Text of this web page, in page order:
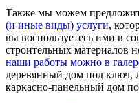
Также мы можем
(и иные виды) услуги,
вы воспользуетесь ими в
строительных материалов
наши работы можно в
деревянный дом под ключ,
каркасно-панельный дом